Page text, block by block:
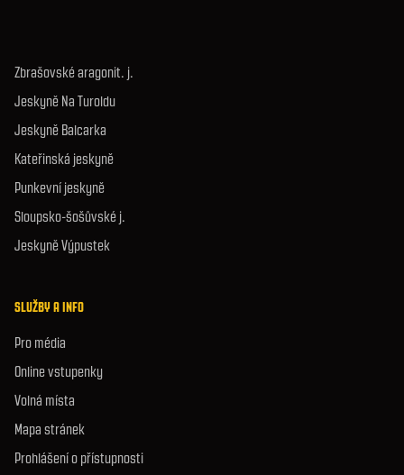
Zbrašovské aragonit. j.
Jeskyně Na Turoldu
Jeskyně Balcarka
Kateřinská jeskyně
Punkevní jeskyně
Sloupsko-šošůvské j.
Jeskyně Výpustek
SLUŽBY A INFO
Pro média
Online vstupenky
Volná místa
Mapa stránek
Prohlášení o přístupnosti